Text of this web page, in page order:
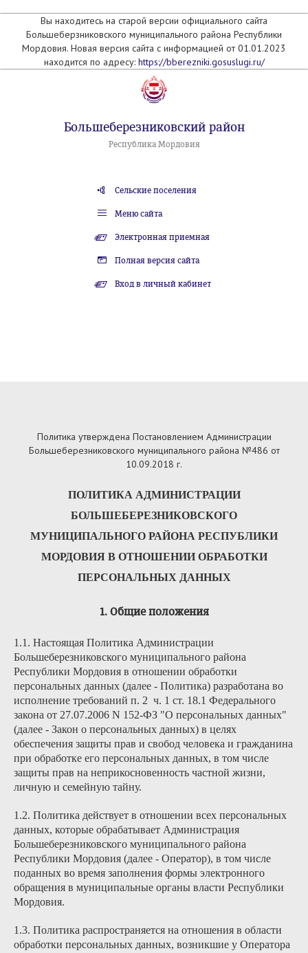
Вы находитесь на старой версии официального сайта
Большеберзниковского муниципального района Республики
Мордовия. Новая версия сайта с информацией от 01.01.2023
находится по адресу: https://bberezniki.gosuslugi.ru/
Большеберезниковский район
Республика Мордовия
Сельские поселения
Меню сайта
Электронная приемная
Полная версия сайта
Вход в личный кабинет
Политика утверждена Постановлением Администрации
Большеберезниковского муниципального района №486 от
10.09.2018 г.
ПОЛИТИКА АДМИНИСТРАЦИИ
БОЛЬШЕБЕРЕЗНИКОВСКОГО
МУНИЦИПАЛЬНОГО РАЙОНА РЕСПУБЛИКИ
МОРДОВИЯ В ОТНОШЕНИИ ОБРАБОТКИ
ПЕРСОНАЛЬНЫХ ДАННЫХ
1. Общие положения
1.1. Настоящая Политика Администрации
Большеберезниковского муниципального района
Республики Мордовия в отношении обработки
персональных данных (далее - Политика) разработана во
исполнение требований п. 2 ч. 1 ст. 18.1 Федерального
закона от 27.07.2006 N 152-ФЗ "О персональных данных"
(далее - Закон о персональных данных) в целях
обеспечения защиты прав и свобод человека и гражданина
при обработке его персональных данных, в том числе
защиты прав на неприкосновенность частной жизни,
личную и семейную тайну.
1.2. Политика действует в отношении всех персональных
данных, которые обрабатывает Администрация
Большеберезниковского муниципального района
Республики Мордовия (далее - Оператор), в том числе
поданных во время заполнения формы электронного
обращения в муниципальные органы власти Республики
Мордовия.
1.3. Политика распространяется на отношения в области
обработки персональных данных, возникшие у Оператора